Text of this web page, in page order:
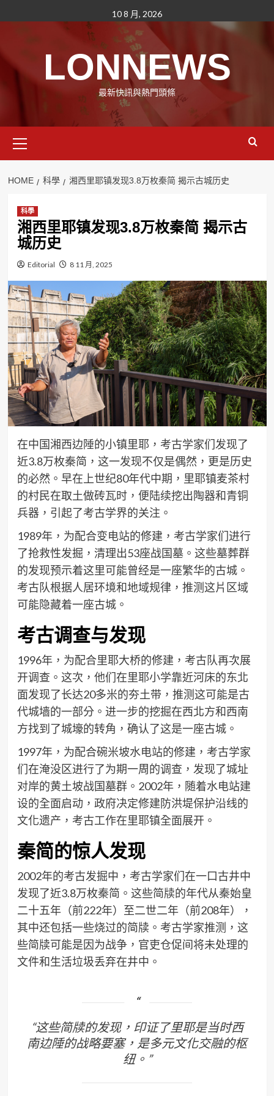
to
10 8 月, 2026
LONNEWS
最新快訊與熱門頭條
Menu
HOME 科學 湘西里耶镇发现3.8万枚秦简 揭示古城历史
科學
湘西里耶镇发现3.8万枚秦简 揭示古
城历史
Editorial 8 11 月, 2025
在中国湘西边陲的小镇里耶，考古学家们发现了
近3.8万枚秦简，这一发现不仅是偶然，更是历史
的必然。早在上世纪80年代中期，里耶镇麦茶村
的村民在取土做砖瓦时，便陆续挖出陶器和青铜
兵器，引起了考古学界的关注。
1989年，为配合变电站的修建，考古学家们进行
了抢救性发掘，清理出53座战国墓。这些墓葬群
的发现预示着这里可能曾经是一座繁华的古城。
考古队根据人居环境和地域规律，推测这片区域
可能隐藏着一座古城。
考古调查与发现
1996年，为配合里耶大桥的修建，考古队再次展
开调查。这次，他们在里耶小学靠近河床的东北
面发现了长达20多米的夯土带，推测这可能是古
代城墙的一部分。进一步的挖掘在西北方和西南
方找到了城壕的转角，确认了这是一座古城。
1997年，为配合碗米坡水电站的修建，考古学家
们在淹没区进行了为期一周的调查，发现了城址
对岸的黄土坡战国墓群。2002年，随着水电站建
设的全面启动，政府决定修建防洪堤保护沿线的
文化遗产，考古工作在里耶镇全面展开。
秦简的惊人发现
2002年的考古发掘中，考古学家们在一口古井中
发现了近3.8万枚秦简。这些简牍的年代从秦始皇
二十五年（前222年）至二世二年（前208年），
其中还包括一些烧过的简牍。考古学家推测，这
些简牍可能是因为战争，官吏仓促间将未处理的
文件和生活垃圾丢弃在井中。
“这些简牍的发现，印证了里耶是当时西
南边陲的战略要塞，是多元文化交融的枢
纽。”